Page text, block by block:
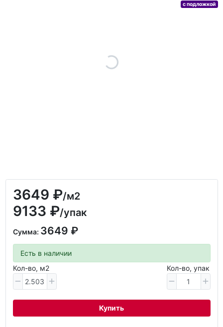
с подложкой
3649 ₽/м2
9133 ₽/упак
Сумма: 3649 ₽
Есть в наличии
Кол-во, м2
Кол-во, упак
Купить